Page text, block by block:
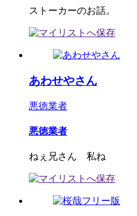
ストーカーのお話。
あわせやさん
悪徳業者
悪徳業者
ねぇ兄さん 私ね